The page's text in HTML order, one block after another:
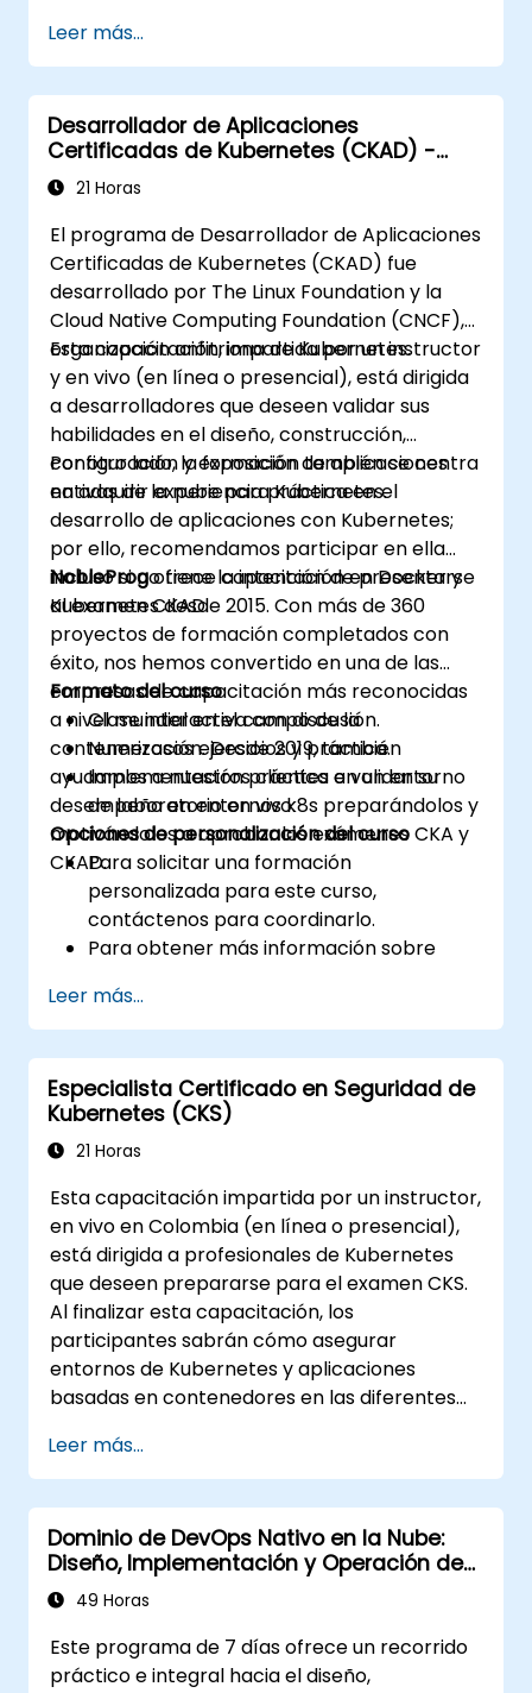
https://training.linuxfoundation.org/
kubernetes-administrator-cka
Leer más...
Desarrollador de Aplicaciones
Certificadas de Kubernetes (CKAD) -
preparación para el examen
21 Horas
El programa de Desarrollador de Aplicaciones
Certificadas de Kubernetes (CKAD) fue
desarrollado por The Linux Foundation y la
Cloud Native Computing Foundation (CNCF),
organización anfitriona de Kubernetes.
Esta capacitación, impartida por un instructor
y en vivo (en línea o presencial), está dirigida
a desarrolladores que deseen validar sus
habilidades en el diseño, construcción,
configuración y exposición de aplicaciones
nativas de la nube para Kubernetes.
Por otro lado, la formación también se centra
en adquirir experiencia práctica en el
desarrollo de aplicaciones con Kubernetes;
por ello, recomendamos participar en ella
incluso si no tiene la intención de presentarse
al examen CKAD.
NobleProgofrece capacitación en Docker y
Kubernetes desde 2015. Con más de 360
proyectos de formación completados con
éxito, nos hemos convertido en una de las
empresas de capacitación más reconocidas
a nivel mundial en el campo de la
contenerización. Desde 2019, también
ayudamos a nuestros clientes a validar su
desempeño en entornos k8s preparándolos y
motivándolos a aprobar los exámenes CKA y
CKAD.
Formato del curso
Clase interactiva con discusión.
Numerosos ejercicios y práctica.
Implementación práctica en un entorno
de laboratorio en vivo.
Opciones de personalización del curso
Para solicitar una formación
personalizada para este curso,
contáctenos para coordinarlo.
Para obtener más información sobre
https://training.linuxfoundation.org/
kubernetes-application-developer-
ckad/
Leer más...
Especialista Certificado en Seguridad de
Kubernetes (CKS)
21 Horas
Esta capacitación impartida por un instructor,
en vivo en Colombia (en línea o presencial),
está dirigida a profesionales de Kubernetes
que deseen prepararse para el examen CKS.
Al finalizar esta capacitación, los
participantes sabrán cómo asegurar
entornos de Kubernetes y aplicaciones
basadas en contenedores en las diferentes
construcción, implementación y ejecución.
Leer más...
Dominio de DevOps Nativo en la Nube:
Diseño, Implementación y Operación de
Microservicios Escalables en Kubernetes
49 Horas
Este programa de 7 días ofrece un recorrido
práctico e integral hacia el diseño,